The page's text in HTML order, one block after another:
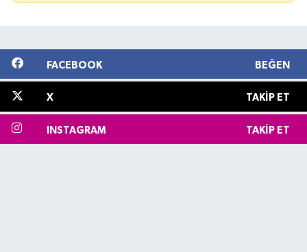
FACEBOOK BEĞEN
X TAKIP ET
INSTAGRAM TAKIP ET